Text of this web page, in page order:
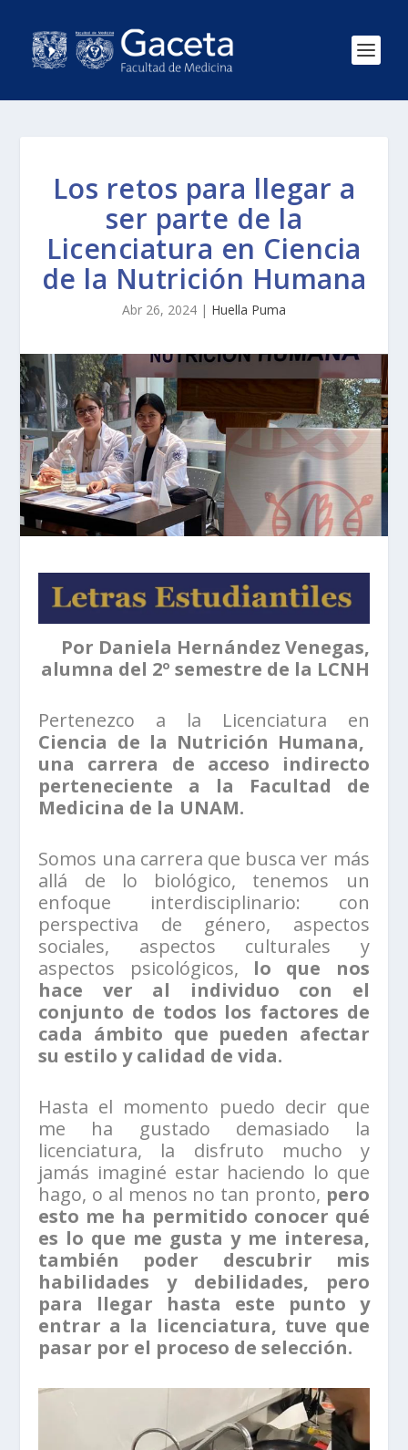
Los retos para llegar a
ser parte de la
Licenciatura en Ciencia
de la Nutrición Humana
Abr 26, 2024 | Huella Puma
Por Daniela Hernández Venegas,
alumna del 2º semestre de la LCNH
Pertenezco a la Licenciatura en
Ciencia de la Nutrición Humana,
una carrera de acceso indirecto
perteneciente a la Facultad de
Medicina de la UNAM.
Somos una carrera que busca ver más
allá de lo biológico, tenemos un
enfoque interdisciplinario: con
perspectiva de género, aspectos
sociales, aspectos culturales y
aspectos psicológicos, lo que nos
hace ver al individuo con el
conjunto de todos los factores de
cada ámbito que pueden afectar
su estilo y calidad de vida.
Hasta el momento puedo decir que
me ha gustado demasiado la
licenciatura, la disfruto mucho y
jamás imaginé estar haciendo lo que
hago, o al menos no tan pronto, pero
esto me ha permitido conocer qué
es lo que me gusta y me interesa,
también poder descubrir mis
habilidades y debilidades, pero
para llegar hasta este punto y
entrar a la licenciatura, tuve que
pasar por el proceso de selección.